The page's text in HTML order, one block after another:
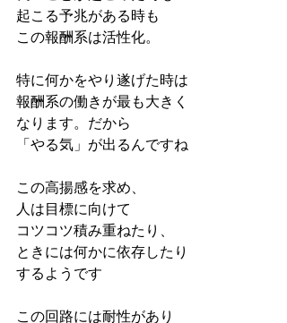
起こる予兆がある時も
この報酬系は活性化。
特に何かをやり遂げた時は
報酬系の働きが最も大きく
なります。だから
「やる気」が出るんですね
この高揚感を求め、
人は目標に向けて
コツコツ積み重ねたり、
ときには何かに依存したり
するようです
この回路には耐性があり